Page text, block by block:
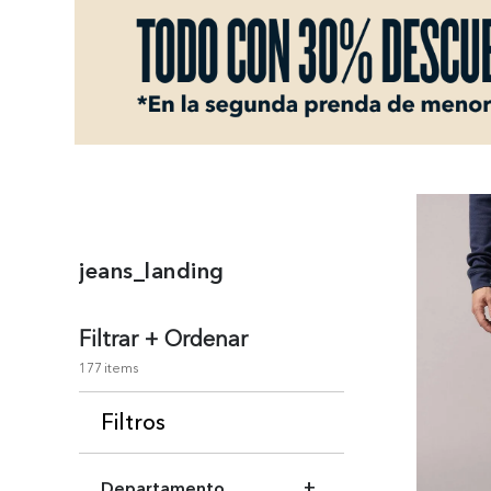
jeans_landing
Filtrar + Ordenar
177
Filtros